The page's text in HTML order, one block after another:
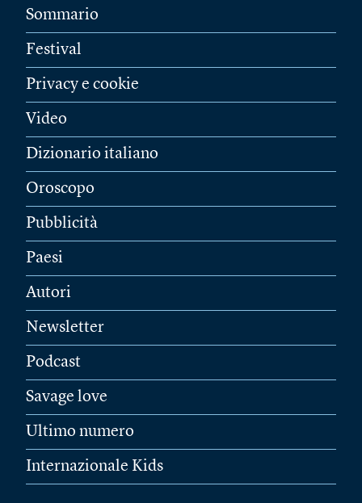
Sommario
Festival
Privacy e cookie
Video
Dizionario italiano
Oroscopo
Pubblicità
Paesi
Autori
Newsletter
Podcast
Savage love
Ultimo numero
Internazionale Kids